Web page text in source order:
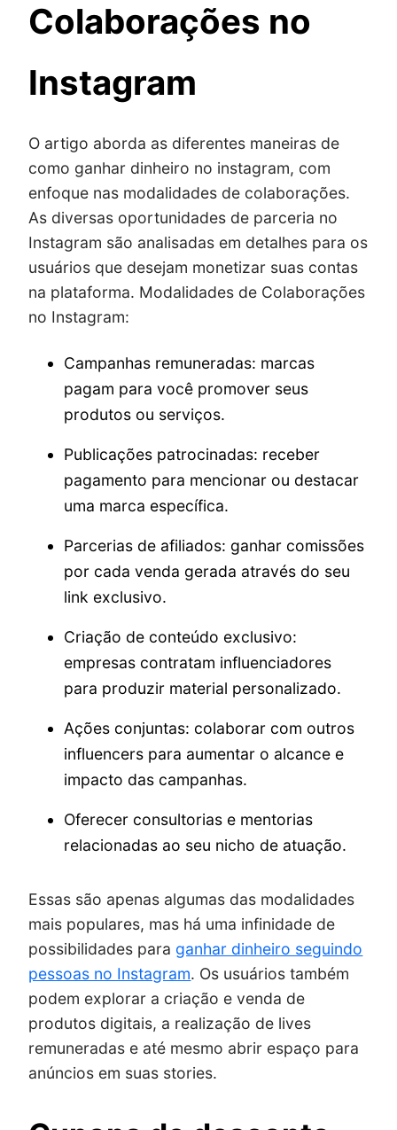
Colaborações no
Instagram
O artigo aborda as diferentes maneiras de
como ganhar dinheiro no instagram, com
enfoque nas modalidades de colaborações.
As diversas oportunidades de parceria no
Instagram são analisadas em detalhes para os
usuários que desejam monetizar suas contas
na plataforma. Modalidades de Colaborações
no Instagram:
Campanhas remuneradas: marcas
pagam para você promover seus
produtos ou serviços.
Publicações patrocinadas: receber
pagamento para mencionar ou destacar
uma marca específica.
Parcerias de afiliados: ganhar comissões
por cada venda gerada através do seu
link exclusivo.
Criação de conteúdo exclusivo:
empresas contratam influenciadores
para produzir material personalizado.
Ações conjuntas: colaborar com outros
influencers para aumentar o alcance e
impacto das campanhas.
Oferecer consultorias e mentorias
relacionadas ao seu nicho de atuação.
Essas são apenas algumas das modalidades
mais populares, mas há uma infinidade de
possibilidades para ganhar dinheiro seguindo
pessoas no Instagram. Os usuários também
podem explorar a criação e venda de
produtos digitais, a realização de lives
remuneradas e até mesmo abrir espaço para
anúncios em suas stories.